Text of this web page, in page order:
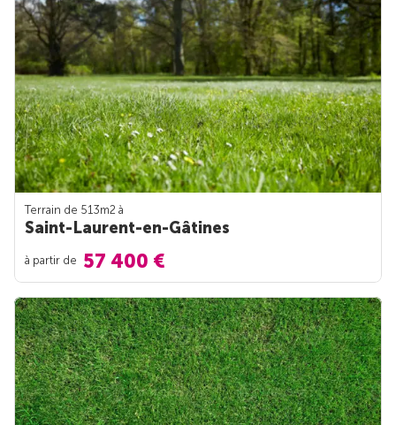
Terrain de 513m2 à
Saint-Laurent-en-Gâtines
à partir de 57 400 €